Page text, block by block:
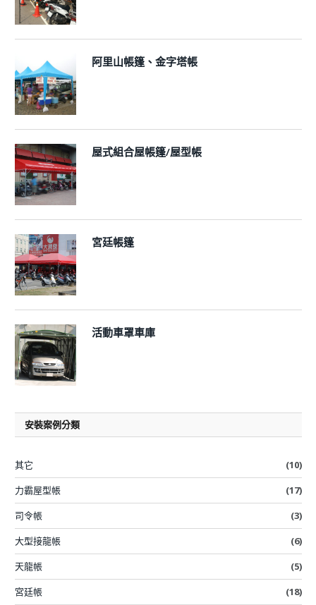
阿里山帳篷、金字塔帳
屋式組合屋帳篷/屋型帳
宮廷帳篷
活動車罩車庫
安裝案例分類
其它
(10)
力霸屋型帳
(17)
司令帳
(3)
大型接龍帳
(6)
天龍帳
(5)
宮廷帳
(18)